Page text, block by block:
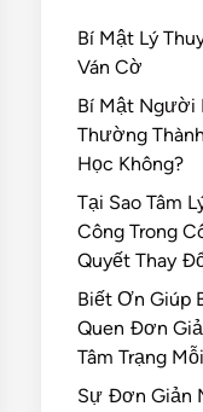
Bí Mật Lý
Ván Cờ
Bí Mật Người
Thường
Học Không?
Tại Sao Tâm
Công Trong
Quyết Thay
Biết Ơn Giúp
Quen Đơn
Tâm Trạng
Sự Đơn Giản